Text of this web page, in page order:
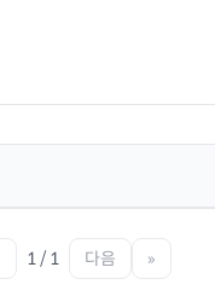
1 / 1 다음 »